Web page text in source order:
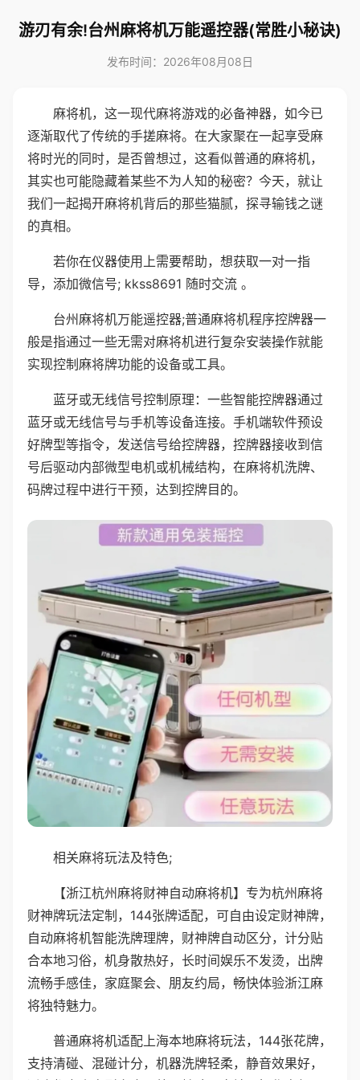
游刃有余!台州麻将机万能遥控器(常胜小秘诀)
发布时间：2026年08月08日
麻将机，这一现代麻将游戏的必备神器，如今已
逐渐取代了传统的手搓麻将。在大家聚在一起享受麻
将时光的同时，是否曾想过，这看似普通的麻将机，
其实也可能隐藏着某些不为人知的秘密？今天，就让
我们一起揭开麻将机背后的那些猫腻，探寻输钱之谜
的真相。
若你在仪器使用上需要帮助，想获取一对一指
导，添加微信号; kkss8691 随时交流 。
台州麻将机万能遥控器;普通麻将机程序控牌器一
般是指通过一些无需对麻将机进行复杂安装操作就能
实现控制麻将牌功能的设备或工具。
蓝牙或无线信号控制原理：一些智能控牌器通过
蓝牙或无线信号与手机等设备连接。手机端软件预设
好牌型等指令，发送信号给控牌器，控牌器接收到信
号后驱动内部微型电机或机械结构，在麻将机洗牌、
码牌过程中进行干预，达到控牌目的。
相关麻将玩法及特色;
【浙江杭州麻将财神自动麻将机】专为杭州麻将
财神牌玩法定制，144张牌适配，可自由设定财神牌，
自动麻将机智能洗牌理牌，财神牌自动区分，计分贴
合本地习俗，机身散热好，长时间娱乐不发烫，出牌
流畅手感佳，家庭聚会、朋友约局，畅快体验浙江麻
将独特魅力。
普通麻将机适配上海本地麻将玩法，144张花牌，
支持清碰、混碰计分，机器洗牌轻柔，静音效果好，